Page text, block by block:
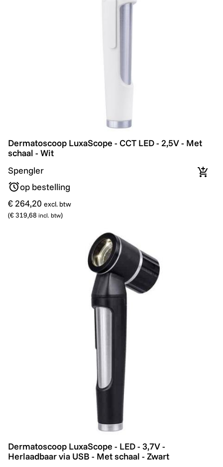
Dermatoscoop LuxaScope - CCT LED - 2,5V - Met
Dermatoscoop LuxaScope - CCT LED - 2,5V - Met
schaal - Wit
Spengler
op bestelling
€ 264,20 excl. btw
(€ 319,68 incl. btw)
In
Dermatoscoop LuxaScope - LED - 3,7V - Herlaadbaar
Dermatoscoop LuxaScope - LED - 3,7V -
Herlaadbaar via USB - Met schaal - Zwart